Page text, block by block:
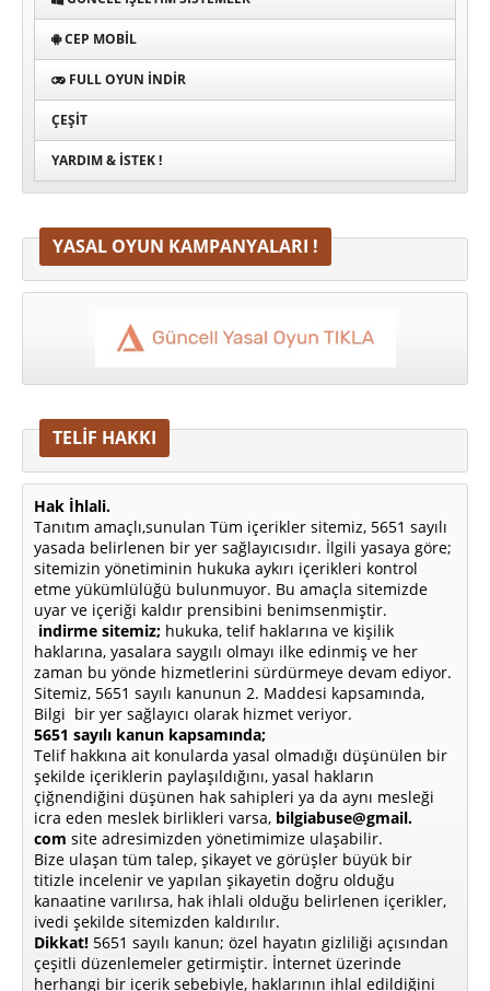
CEP MOBIL
FULL OYUN İNDIR
ÇEŞIT
YARDIM & İSTEK !
YASAL OYUN KAMPANYALARI !
TELİF HAKKI
Hak İhlali.
Tanıtım amaçlı,sunulan Tüm içerikler sitemiz, 5651 sayılı
yasada belirlenen bir yer sağlayıcısıdır. İlgili yasaya göre;
sitemizin yönetiminin hukuka aykırı içerikleri kontrol
etme yükümlülüğü bulunmuyor. Bu amaçla sitemizde
uyar ve içeriği kaldır prensibini benimsenmiştir.
indirme sitemiz; hukuka, telif haklarına ve kişilik
haklarına, yasalara saygılı olmayı ilke edinmiş ve her
zaman bu yönde hizmetlerini sürdürmeye devam ediyor.
Sitemiz, 5651 sayılı kanunun 2. Maddesi kapsamında,
Bilgi bir yer sağlayıcı olarak hizmet veriyor.
5651 sayılı kanun kapsamında;
Telif hakkına ait konularda yasal olmadığı düşünülen bir
şekilde içeriklerin paylaşıldığını, yasal hakların
çiğnendiğini düşünen hak sahipleri ya da aynı mesleği
icra eden meslek birlikleri varsa, bilgiabuse@gmail.
com site adresimizden yönetimimize ulaşabilir.
Bize ulaşan tüm talep, şikayet ve görüşler büyük bir
titizle incelenir ve yapılan şikayetin doğru olduğu
kanaatine varılırsa, hak ihlali olduğu belirlenen içerikler,
ivedi şekilde sitemizden kaldırılır.
Dikkat! 5651 sayılı kanun; özel hayatın gizliliği açısından
çeşitli düzenlemeler getirmiştir. İnternet üzerinde
herhangi bir içerik sebebiyle, haklarının ihlal edildiğini